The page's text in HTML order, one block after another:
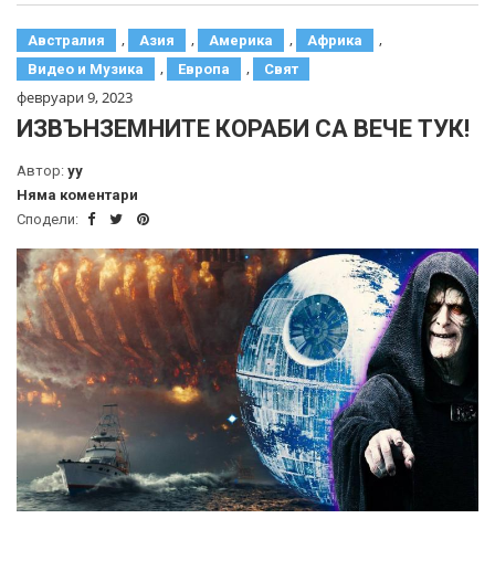
Австралия , Азия , Америка , Африка ,
Видео и Музика , Европа , Свят
февруари 9, 2023
ИЗВЪНЗЕМНИТЕ КОРАБИ СА ВЕЧЕ ТУК!
Автор: yy
Няма коментари
Сподели: